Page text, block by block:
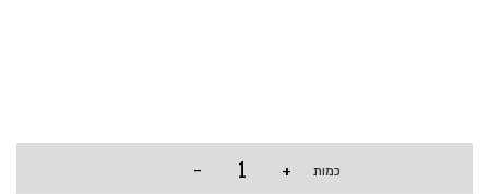
כמות +
-